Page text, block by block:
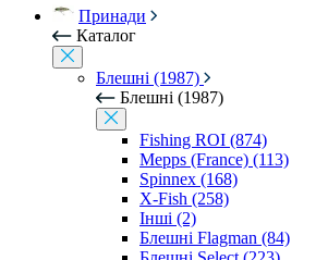
Принади
Каталог
Блешні (1987)
Блешні (1987)
Fishing ROI (874)
Mepps (France) (113)
Spinnex (168)
X-Fish (258)
Інші (2)
Блешні Flagman (84)